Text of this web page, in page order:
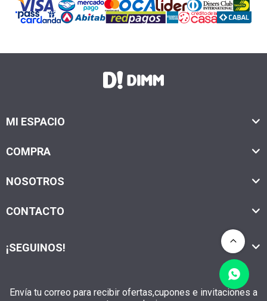
MI ESPACIO
COMPRA
NOSOTROS
CONTACTO
Envía tu correo para recibir ofertas,cupones e invitaciones a
¡SEGUINOS!